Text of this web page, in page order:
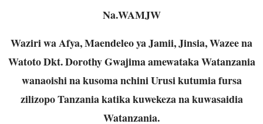
Na.WAMJW
Waziri wa Afya, Maendeleo ya Jamii, Jinsia, Wazee na
Watoto Dkt. Dorothy Gwajima amewataka Watanzania
wanaoishi na kusoma nchini Urusi kutumia fursa
zilizopo Tanzania katika kuwekeza na kuwasaidia
Watanzania.